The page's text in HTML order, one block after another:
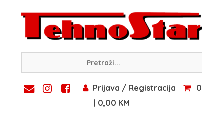
content
Prijava / Registracija
0
| 0,00 KM